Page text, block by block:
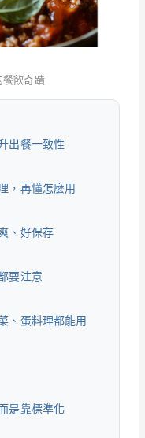
餐飲奇蹟
出餐一致性
，再懂怎麼用
、好保存
要注意
、蛋料理都能用
是靠標準化